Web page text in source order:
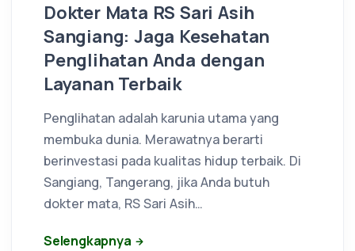
Dokter Mata RS Sari Asih
Sangiang: Jaga Kesehatan
Penglihatan Anda dengan
Layanan Terbaik
Penglihatan adalah karunia utama yang
membuka dunia. Merawatnya berarti
berinvestasi pada kualitas hidup terbaik. Di
Sangiang, Tangerang, jika Anda butuh
dokter mata, RS Sari Asih…
Selengkapnya